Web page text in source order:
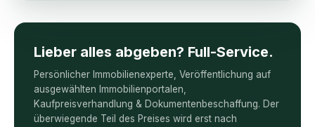
Lieber alles abgeben? Full-Service.
Persönlicher Immobilienexperte, Veröffentlichung auf
ausgewählten Immobilienportalen,
Kaufpreisverhandlung & Dokumentenbeschaffung. Der
überwiegende Teil des Preises wird erst nach